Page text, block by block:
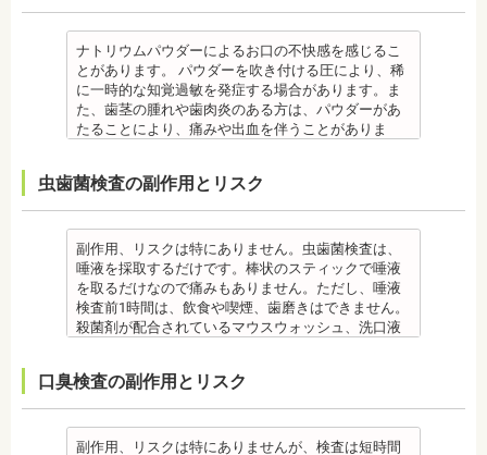
新潟大学医歯学総合病院にて研修
都内歯科医院にて勤務
が付いている人に使われるのですが、高音が苦手な
人は音を我慢する必要があります。 備考 歯石とは、
歯垢が石のように固くなって歯と歯の間や歯の表
面、歯茎と歯の隙間などにこびりついたものです。
唾液腺開口部の近くにある歯に特に着きやすく、具
体的には「下の前歯の裏側」や「上の奥歯の外側」
によく見られます。 歯石になると自宅でのブラッシ
石の前段階です。歯垢の段階であれば歯ブラシで簡
が経過すると歯石になって歯周病を進行させてしま
います。歯科での歯石除去は、専門の機器を使用
し、歯石を取り除くことができます。
歯石を取り除けば、歯周病の治療となり歯のぐらつ
き、歯茎の出血、口臭などが改善できます。
監修医情報 菊地由利佳先生
【プロフィール】
新潟大学医歯学総合病院にて研修 都内歯科医院にて
ナトリウムパウダーによるお口の不快感を感じるこ
とがあります。 パウダーを吹き付ける圧により、稀
に一時的な知覚過敏を発症する場合があります。ま
た、歯茎の腫れや歯肉炎のある方は、パウダーがあ
たることにより、痛みや出血を伴うことがありま
きれない場合があります。
また、エアフローは外来性の着色は落としますが、
本来の歯の色自体は白くできません。歯自体を白く
したい場合にはホワイトニングが有効です。 着色汚
れはエアフロー後に再付着することもあります。継
続的効果を得るには、定期的な施術が必要です。
エアフローは、着色を落とす審美目的として行われ
るため、健康保険の適用外となり自由診療となりま
フローを受けられない人もいます。
エアフローは、歯面清掃を行う機器です。細かなパ
ウダー粒子をジェット噴射で歯に吹き付け、歯にこ
虫歯菌検査の副作用とリスク
副作用、リスクは特にありません。虫歯菌検査は、
唾液を採取するだけです。棒状のスティックで唾液
を取るだけなので痛みもありません。ただし、唾液
検査前1時間は、飲食や喫煙、歯磨きはできません。
殺菌剤が配合されているマウスウォッシュ、洗口液
また検査1ヶ月以内に抗生物質を使用している場合も
正確な結果が出ないことがあるので時期を延ばす場
合もあります。健康保険の適用外となり自由診療と
なります。
口臭検査の副作用とリスク
副作用、リスクは特にありませんが、検査は短時間